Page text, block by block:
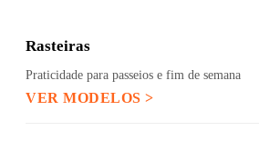
Rasteiras
Praticidade para passeios e fim de semana
VER MODELOS >